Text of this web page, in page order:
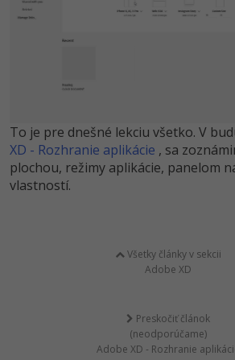
To je pre dnešné lekciu všetko. V
XD - Rozhranie aplikácie , sa
plochou, režimy aplikácie, panelom
vlastností.
Všetky články v sekcii
Adobe XD
Preskočiť článok
(neodporúčame)
Adobe XD - Rozhranie